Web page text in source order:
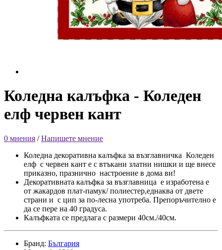
Коледна калъфка - Коледен
елф чeрвен кант
0 мнения /Напишете мнение
Коледна декоративна калъфка за възглавничка Коледен
елф с червен кант е с втъкани златни нишки и ще внесе
приказно, празнично настроение в дома ви!
Декоративната калъфка за възглавница е изработена е
от жакардов плат-памук/ полиестер,еднаква от двете
страни и с цип за по-лесна употреба. Препоръчително е
да се пере на 40 градуса.
Калъфката се предлага с размери 40см./40см.
Бранд: България